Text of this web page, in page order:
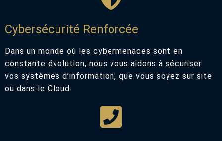
Cybersécurité Renforcée
Dans un monde où les cybermenaces sont en
constante évolution, nous vous aidons à sécuriser
vos systèmes d’information, que vous soyez sur site
ou dans le Cloud.